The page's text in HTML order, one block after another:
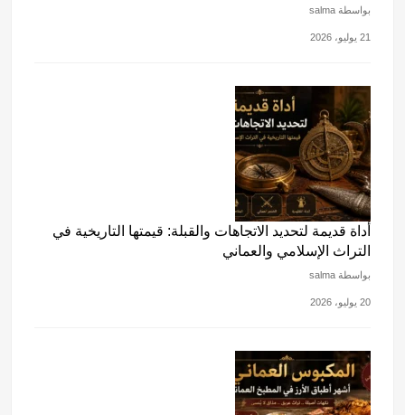
بواسطة salma
21 يوليو، 2026
أداة قديمة لتحديد الاتجاهات والقبلة: قيمتها التاريخية في
التراث الإسلامي والعماني
بواسطة salma
20 يوليو، 2026